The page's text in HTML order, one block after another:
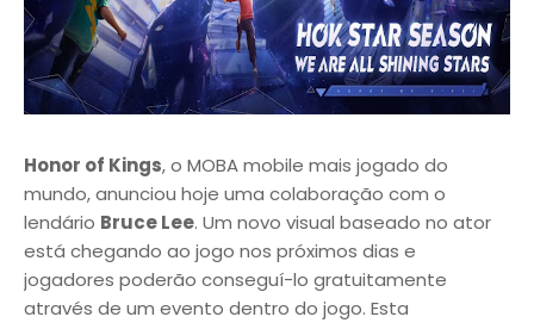
Honor of Kings, o MOBA mobile mais jogado do
mundo, anunciou hoje uma colaboração com o
lendário Bruce Lee. Um novo visual baseado no ator
está chegando ao jogo nos próximos dias e
jogadores poderão conseguí-lo gratuitamente
através de um evento dentro do jogo. Esta